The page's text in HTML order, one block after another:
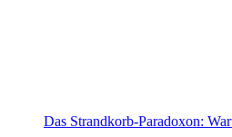
Das Strandkorb-Paradoxon: